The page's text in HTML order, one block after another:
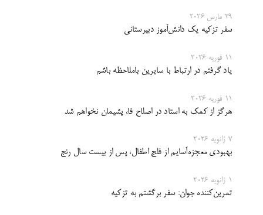
29 مارس 2026
سفر تزکیه یک دانش‌آموز دبیرستانی
11 فوریه 2026
یاد گرفتم در ارتباط با سایرین باملاحظه‌ باشم
11 فوریه 2026
هرگز از کمک به استاد در اصلاح فا، پشیمان نخواهم شد
7 ژانویه 2026
بهبودی معجزه‌آسایم از فلج اطفال، پس از بیست سال رنج
1 ژانویه 2026
تمرین‌کننده جوان: سفر برگشتم به تزکیه